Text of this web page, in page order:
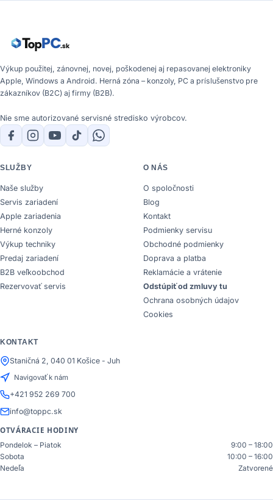
Výkup použitej, zánovnej, novej, poškodenej aj repasovanej elektroniky
Apple, Windows a Android. Herná zóna – konzoly, PC a príslušenstvo pre
zákazníkov (B2C) aj firmy (B2B).
Nie sme autorizované servisné stredisko výrobcov.
SLUŽBY
Naše služby
Servis zariadení
Apple zariadenia
Herné konzoly
Výkup techniky
Predaj zariadení
B2B veľkoobchod
Rezervovať servis
O NÁS
O spoločnosti
Blog
Kontakt
Podmienky servisu
Obchodné podmienky
Doprava a platba
Reklamácie a vrátenie
Odstúpiť od zmluvy tu
Ochrana osobných údajov
Cookies
KONTAKT
Staničná 2, 040 01 Košice - Juh
Navigovať k nám
+421 952 269 700
info@toppc.sk
OTVÁRACIE HODINY
Pondelok – Piatok
9:00 – 18:00
Sobota
10:00 – 16:00
Nedeľa
Zatvorené